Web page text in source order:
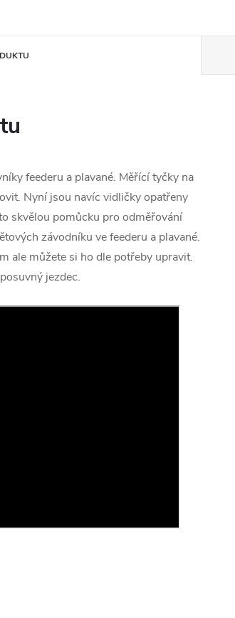
feederu a plavané. Měřící tyčky na
Nyní jsou navíc vidličky opatřeny
skvělou pomůcku pro odměřování
závodníku ve feederu a plavané.
ale můžete si ho dle potřeby upravit.
jezdec.